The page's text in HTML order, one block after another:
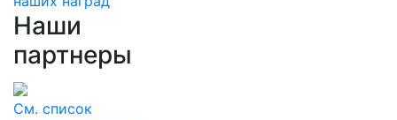
Наши
партнеры
См. список